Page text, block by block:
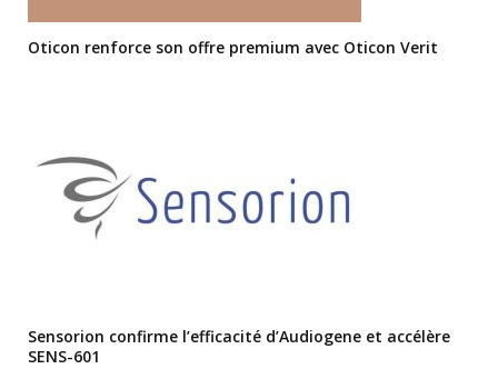
Oticon renforce son offre premium avec Oticon Verit
Sensorion confirme l’efficacité d’Audiogene et accélère
SENS-601